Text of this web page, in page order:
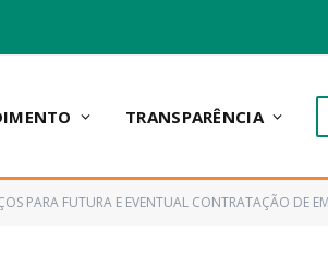
TRANSPARÊNCIA
EM REFORMA E MANUTENÇÃO DE PONTES LOCALIZADAS NA ZONA RURAL DE INTERESSE DA